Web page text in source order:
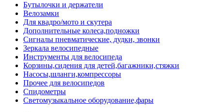
Бутылочки и держатели
Велозамки
Для квадро/мото и скутера
Дополнительные колеса,подножки
Сигналы пневматические, дудки, звонки
Зеркала велосипедные
Инструменты для велосипеда
Корзины,сидения для детей,багажники,стяжки
Насосы,шланги,компрессоры
Прочее для велосипедов
Спидометры
Светомузыкальное оборудование,фары